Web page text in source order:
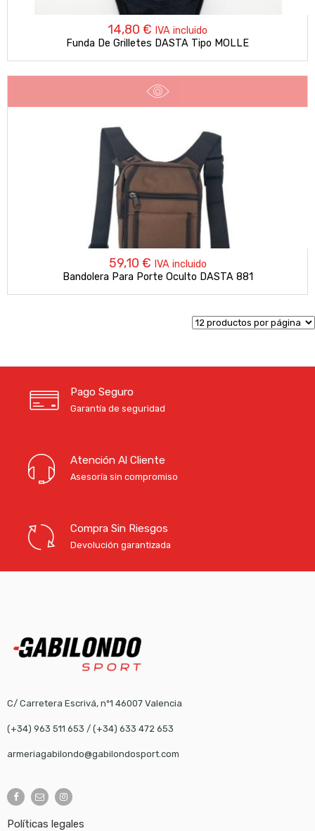
14,80 € IVA incluido
Funda De Grilletes DASTA Tipo MOLLE
59,10 € IVA incluido
Bandolera Para Porte Oculto DASTA 881
Pago Seguro
Garantía de seguridad
Atención Al Cliente
Asesoría sin compromiso
Compra Sin Riesgos
Devolución garantizada
C/ Carretera Escrivá, nº1 46007 Valencia
(+34) 963 511 653 / (+34) 633 472 653
armeriagabilondo@gabilondosport.com
Políticas legales